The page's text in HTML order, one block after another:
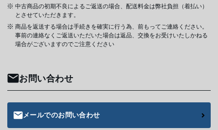
中古商品の初期不良によるご返送の場合、配送料金は弊社負担（着払い）
とさせていただきます。
商品を返送する場合は手続きを確実に行う為、前もってご連絡ください。
事前の連絡なくご返送いただいた場合は返品、交換をお受けいたしかねる
場合がございますのでご注意ください
お問い合わせ
メールでのお問い合わせ